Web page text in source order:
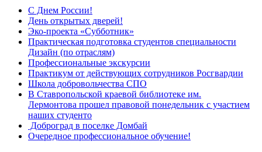
С Днем России!
День открытых дверей!
Эко-проекта «Субботник»
Практическая подготовка студентов специальности
Дизайн (по отраслям)
Профессиональные экскурсии
Практикум от действующих сотрудников Росгвардии
Школа добровольчества СПО
В Ставропольской краевой библиотеке им.
Лермонтова прошел правовой понедельник с участием
наших студенто
Доброград в поселке Домбай
Очередное профессиональное обучение!